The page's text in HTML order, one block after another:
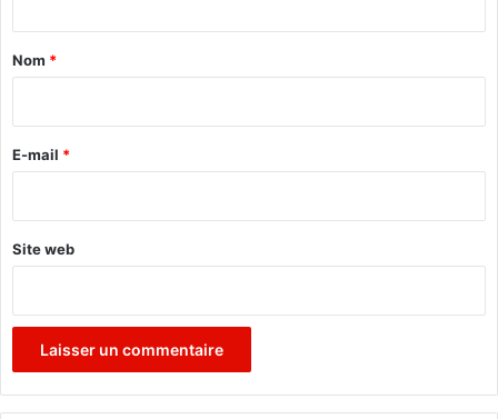
n
n
é
2
0
1
a
e
Nom *
E-mail *
Site web